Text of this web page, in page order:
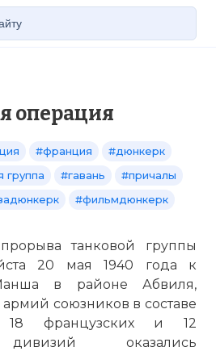
операция
#франция
#дюнкерк
группа #гавань
#причалы
#фильмдюнкерк
танковой группы
20 мая 1940 года к
в районе Абвиля,
союзников в составе
18 французских и 12
оказались